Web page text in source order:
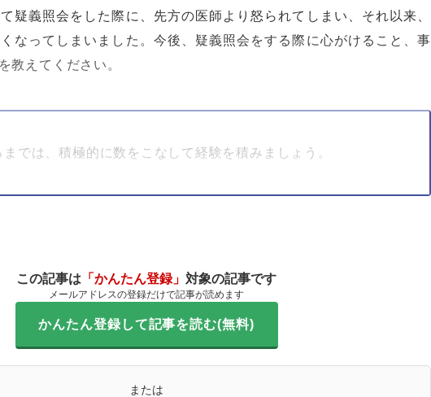
疑義照会をした際に、先方の医師より怒られてしまい、それ以来、
なってしまいました。今後、疑義照会をする際に心がけること、事
教えてください。
では、積極的に数をこなして経験を積みましょう。
この記事は 「かんたん登録」 対象の記事です
メールアドレスの登録だけで記事が読めます
かんたん登録して記事を読む(無料)
または